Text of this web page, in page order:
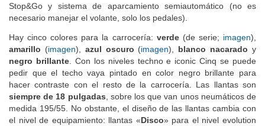
Stop&Go y sistema de aparcamiento semiautomático (no es
necesario manejar el volante, solo los pedales).
Hay cinco colores para la carrocería: verde(de serie; imagen),
amarillo (imagen), azul oscuro (imagen), blanco nacarado y
negro brillante. Con los niveles techno e iconic Cinq se puede
pedir que el techo vaya pintado en color negro brillante para
hacer contraste con el resto de la carrocería. Las llantas son
siempre de 18 pulgadas , sobre los que van unos neumáticos de
medida 195/55. No obstante, el diseño de las llantas cambia con
el nivel de equipamiento: llantas «Disco» para el nivel evolution